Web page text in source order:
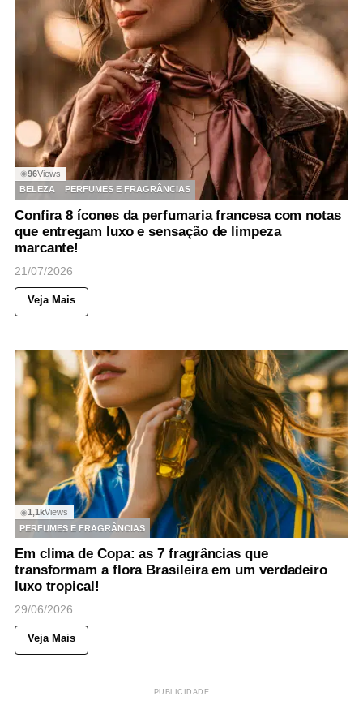
◉96Views
BELEZA
PERFUMES E FRAGRÂNCIAS
Confira 8 ícones da perfumaria francesa com notas
que entregam luxo e sensação de limpeza
marcante!
21/07/2026
Veja Mais
◉1,1kViews
PERFUMES E FRAGRÂNCIAS
Em clima de Copa: as 7 fragrâncias que
transformam a flora Brasileira em um verdadeiro
luxo tropical!
29/06/2026
Veja Mais
PUBLICIDADE